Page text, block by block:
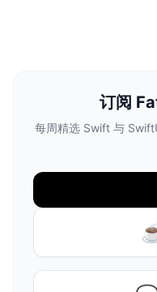
订阅
每周精选 Swift 与